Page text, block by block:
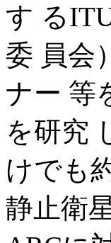
す る
委 員会
ナー 等
を研究
けでも
静止衛